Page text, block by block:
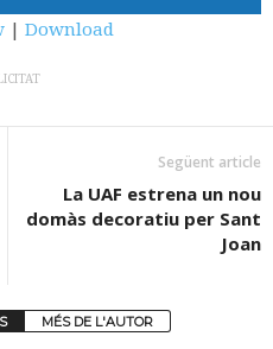
| Download
Següent article
La UAF estrena un nou
domàs decoratiu per Sant
Joan
MÉS DE L'AUTOR